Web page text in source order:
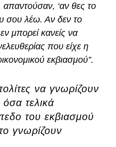
απαντούσαν, ‘αν θες το
σου λέω. Αν δεν το
μπορεί κανείς να
που είχε η
εκβιασμού”.
να γνωρίζουν
τελικά
του εκβιασμού
γνωρίζουν